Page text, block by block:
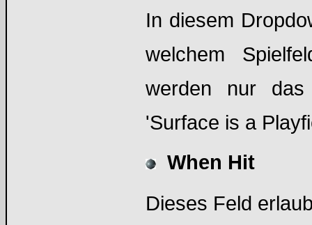
In diesem
welchem
werden nur
'Surface is a
When Hit
Dieses Feld